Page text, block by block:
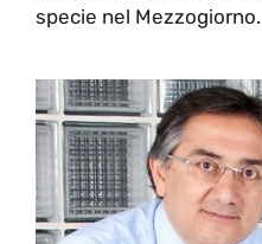
specie nel Mezzogiorno.